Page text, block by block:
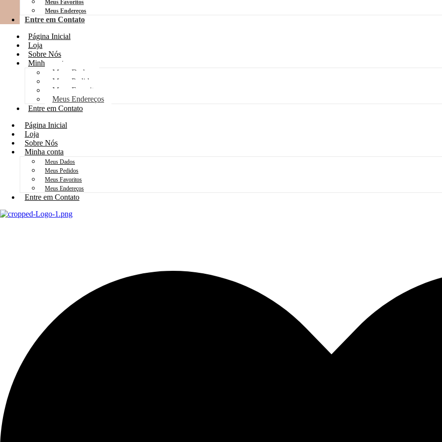
Meus Favoritos
Meus Endereços
Entre em Contato
Página Inicial
Loja
Sobre Nós
Minha conta
Meus Dados
Meus Pedidos
Meus Favoritos
Meus Endereços
Entre em Contato
Página Inicial
Loja
Sobre Nós
Minha conta
Meus Dados
Meus Pedidos
Meus Favoritos
Meus Endereços
Entre em Contato